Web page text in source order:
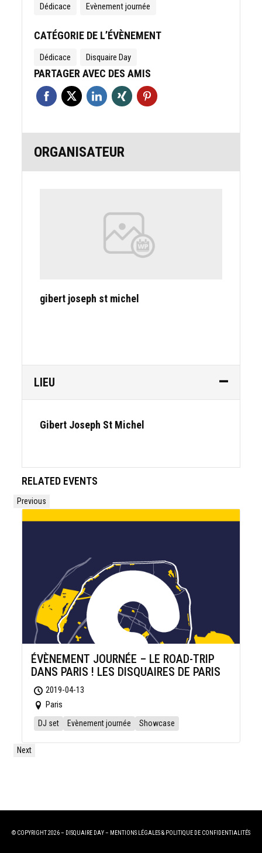
Dédicace Evènement journée
CATÉGORIE DE L’ÉVÈNEMENT
Dédicace Disquaire Day
PARTAGER AVEC DES AMIS
ORGANISATEUR
gibert joseph st michel
LIEU
Gibert Joseph St Michel
RELATED EVENTS
Previous
ÉVÈNEMENT JOURNÉE – LE ROAD-TRIP
DANS PARIS ! LES DISQUAIRES DE PARIS
2019-04-13
Paris
DJ set Evènement journée Showcase
Next
© COPYRIGHT 2026 – DISQUAIRE DAY – MENTIONS LÉGALES& POLITIQUE DE CONFIDENTIALITÉS